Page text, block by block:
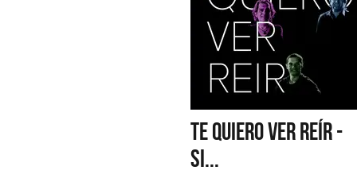
TE QUIERO VER REÍR -
SI...